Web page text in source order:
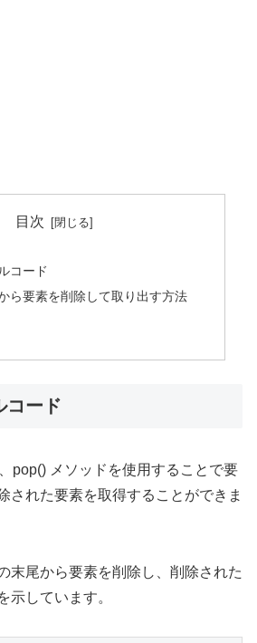
目次
コード
ら要素を削除して取り出す方法
コード
pop() メソッドを使用することで要
された要素を取得することができま
末尾から要素を削除し、削除された
示しています。